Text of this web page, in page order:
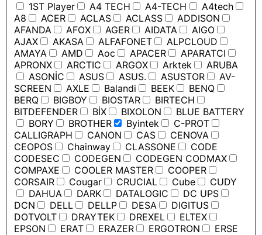
1ST Player
A4 TECH A4-TECH
A4tech
A8
ACER ACLAS ACLASS
ADDISON
AFANDA
AFOX AGER AIDATA
AIGO
AJAX
AKASA ALFAFONET
ALPCLOUD
AMAYA
AMD Aoc APACER
APARATCI
APRONX
ARCTIC ARGOX Arktek
ARUBA
ASONİC
ASUS ASUS. ASUSTOR
AV-
SCREEN
AXLE Balandi BEEK
BENQ
BERQ
BIGBOY BIOSTAR
BIRTECH
BITDEFENDER
BİX BIXOLON
BLUE BATTERY
BORY
BROTHER Byintek
C-PROT
CALLIGRAPH
CANON CAS
CENOVA
CEOPOS
Chainway CLASSONE
CODE
CODESEC
CODEGEN
CODEGEN CODMAX
COMPAXE
COOLER MASTER
COOPER
CORSAIR
Cougar CRUCIAL Cube
CUDY
DAHUA
DARK DATALOGIC
DC UPS
DCN
DELL DELLP DESA
DIGITUS
DOTVOLT
DRAYTEK DREXEL
ELTEX
EPSON
ERAT ERAZER ERGOTRON
ERSE